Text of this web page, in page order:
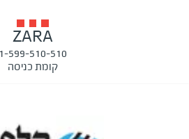
ZARA
1-599-510-510
קומת כניסה